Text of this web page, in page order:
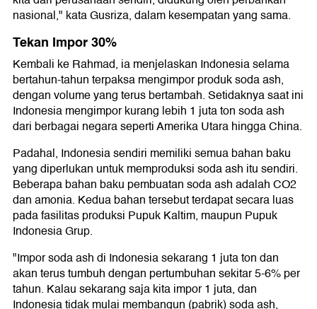
nasional," kata Gusriza, dalam kesempatan yang sama.
Tekan Impor 30%
Kembali ke Rahmad, ia menjelaskan Indonesia selama
bertahun-tahun terpaksa mengimpor produk soda ash,
dengan volume yang terus bertambah. Setidaknya saat ini
Indonesia mengimpor kurang lebih 1 juta ton soda ash
dari berbagai negara seperti Amerika Utara hingga China.
Padahal, Indonesia sendiri memiliki semua bahan baku
yang diperlukan untuk memproduksi soda ash itu sendiri.
Beberapa bahan baku pembuatan soda ash adalah CO2
dan amonia. Kedua bahan tersebut terdapat secara luas
pada fasilitas produksi Pupuk Kaltim, maupun Pupuk
Indonesia Grup.
"Impor soda ash di Indonesia sekarang 1 juta ton dan
akan terus tumbuh dengan pertumbuhan sekitar 5-6% per
tahun. Kalau sekarang saja kita impor 1 juta, dan
Indonesia tidak mulai membangun (pabrik) soda ash,